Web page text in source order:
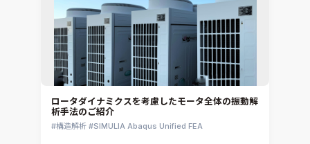
ロータダイナミクスを考慮したモータ全体の振動解
析手法のご紹介
構造解析 SIMULIA Abaqus Unified FEA